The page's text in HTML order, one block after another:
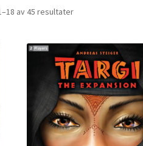
av 45 resultater